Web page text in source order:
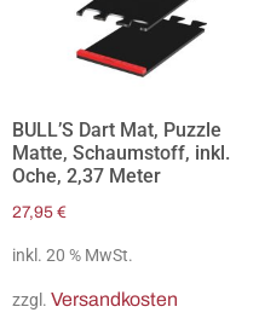
BULL’S Dart Mat, Puzzle
Matte, Schaumstoff, inkl.
Oche, 2,37 Meter
27,95 €
inkl. 20 % MwSt.
zzgl. Versandkosten